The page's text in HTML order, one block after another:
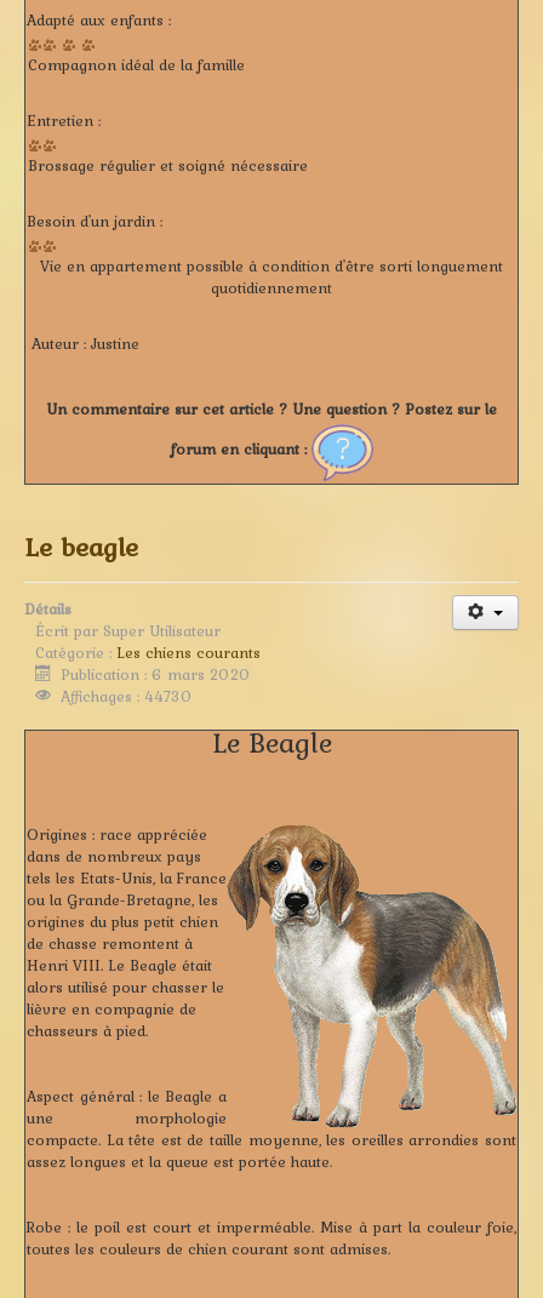
Adapté aux enfants :
Compagnon idéal de la famille
Entretien :
Brossage régulier et soigné nécessaire
Besoin d'un jardin :
Vie en appartement possible à condition d'être sorti longuement
quotidiennement
Auteur : Justine
Un commentaire sur cet article ? Une question ? Postez sur le
forum en cliquant :
Le beagle
Détails
Écrit par Super Utilisateur
Catégorie : Les chiens courants
Publication : 6 mars 2020
Affichages : 44730
Le Beagle
Origines : race appréciée
dans de nombreux pays
tels les Etats-Unis, la France
ou la Grande-Bretagne, les
origines du plus petit chien
de chasse remontent à
Henri VIII. Le Beagle était
alors utilisé pour chasser le
lièvre en compagnie de
chasseurs à pied.
Aspect général : le Beagle a
une morphologie
compacte. La tête est de taille moyenne, les oreilles arrondies sont
assez longues et la queue est portée haute.
Robe : le poil est court et imperméable. Mise à part la couleur foie,
toutes les couleurs de chien courant sont admises.